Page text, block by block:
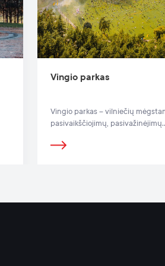
Vingio parkas
Vingio parkas – vilniečių
pasivaikščiojimų, pasivažinėjimų